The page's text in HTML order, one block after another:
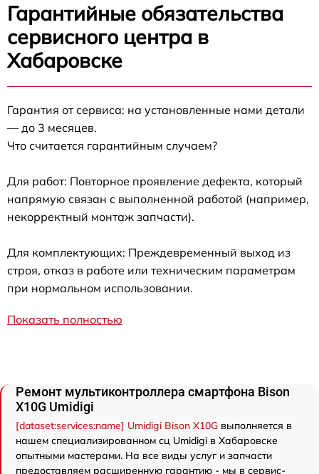
Гарантийные обязательства
сервисного центра в
Хабаровске
Гарантия от сервиса: на установленные нами детали
— до 3 месяцев.
Что считается гарантийным случаем?
Для работ: Повторное проявление дефекта, который
напрямую связан с выполненной работой (например,
некорректный монтаж запчасти).
Для комплектующих: Преждевременный выход из
строя, отказ в работе или техническим параметрам
при нормальном использовании.
Показать полностью
Ремонт мультиконтроллера смартфона Bison
X10G Umidigi
[dataset:services:name] Umidigi Bison X10G выполняется в
нашем специализированном сц Umidigi в Хабаровске
опытными мастерами. На все виды услуг и запчасти
предоставляем расширенную гарантию - мы в сервис-